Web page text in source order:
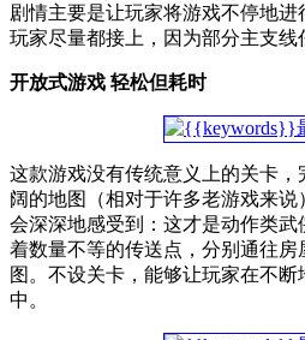
剧情主要是让玩家将游戏不停地
玩家尽量都接上，因为部分主支线
开放式游戏 轻松但耗时
这款游戏没有传统意义上的关卡
阔的地图（相对于许多老游戏来说
会深深地感受到：这才是动作类武
着数量不等的传送点，分别通往
图。不设关卡，能够让玩家在不
中。